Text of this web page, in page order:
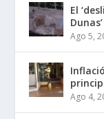
El
Dunas’
Ago 5,
Ago 4,